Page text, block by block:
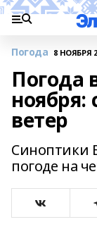
Погода 8 НОЯБРЯ
Погода
ноября:
ветер
Синоптики
погоде на